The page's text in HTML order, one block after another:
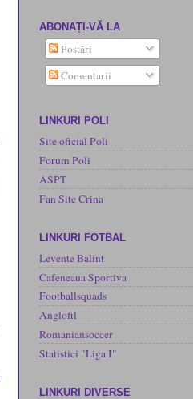
ABONAȚI-VĂ LA
Postări
Comentarii
LINKURI POLI
Site oficial Poli
Forum Poli
ASPT
Fan Site Crina
LINKURI FOTBAL
Levente Balint
Cafeneaua Sportiva
Footballsquads
Anglofil
Romaniansoccer
Statistici "Liga I"
LINKURI DIVERSE